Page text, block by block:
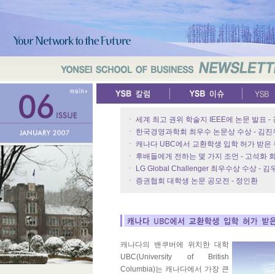
ㆍ 세계 최고 권위 학술지 IEEE에 논문 발표 -
ㆍ 한국경영과학회 최우수 논문상 수상 - 김진
ㆍ 캐나다 UBC에서 교환학생 입학 허가 받은
ㆍ 후배들에게 전하는 몇 가지 조언 - 고석화
ㆍ LG Global Challenger 최우수상 수상 - 김
ㆍ 증권협회 대학생 논문 공모전 - 정인환
캐나다의 밴쿠버에 위치한 대학
UBC(University of British
Columbia)는 캐나다에서 가장 큰